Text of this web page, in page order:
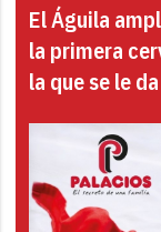
El Águila
la primera
la que se le